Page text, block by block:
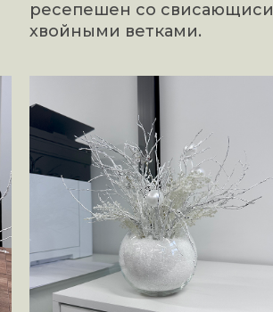
ресепешен со свисающиси
хвойными ветками.